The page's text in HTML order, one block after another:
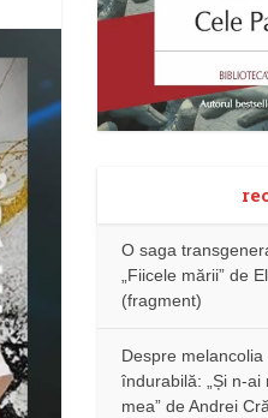
O saga
„Fiicele mării” de
(fragment)
Despre
îndurabilă: „Și n-ai
mea” de Andrei